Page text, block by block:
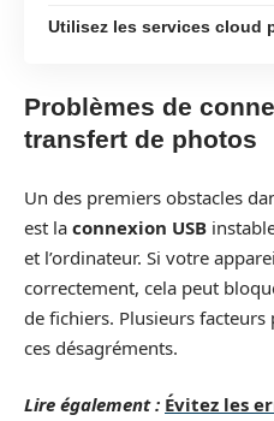
Utilisez les services cloud
Problèmes de
transfert de photos
Un des premiers obstacles
est la connexion USB
et l’ordinateur. Si votre
correctement, cela peut
de fichiers. Plusieurs facteurs
ces désagréments.
Lire également : Évitez les